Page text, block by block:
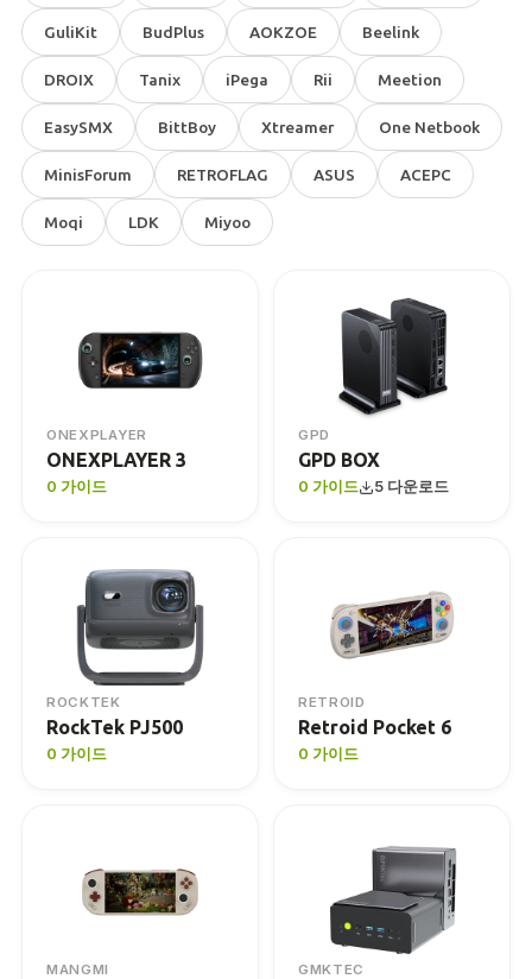
GuliKit BudPlus AOKZOE Beelink
DROIX Tanix iPega Rii Meetion
EasySMX BittBoy Xtreamer One Netbook
MinisForum RETROFLAG ASUS ACEPC
Moqi LDK Miyoo
ONEXPLAYER
ONEXPLAYER 3
0 가이드
GPD
GPD BOX
0 가이드 5 다운로드
ROCKTEK
RockTek PJ500
0 가이드
RETROID
Retroid Pocket 6
0 가이드
MANGMI GMKTEC